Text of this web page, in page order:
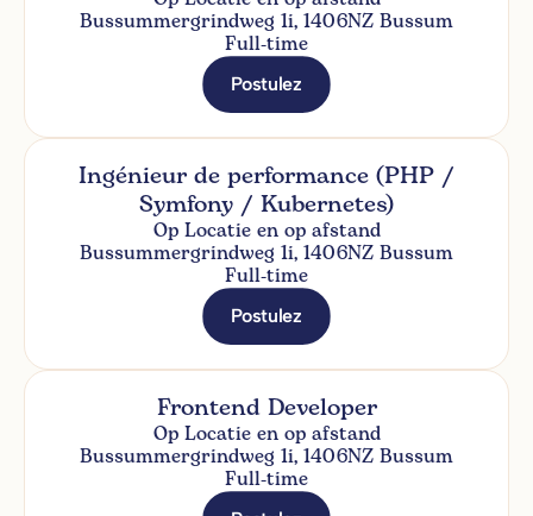
Bussummergrindweg 1i, 1406NZ Bussum
Full-time
Postulez
Ingénieur de performance (PHP /
Symfony / Kubernetes)
Op Locatie en op afstand
Bussummergrindweg 1i, 1406NZ Bussum
Full-time
Postulez
Frontend Developer
Op Locatie en op afstand
Bussummergrindweg 1i, 1406NZ Bussum
Full-time